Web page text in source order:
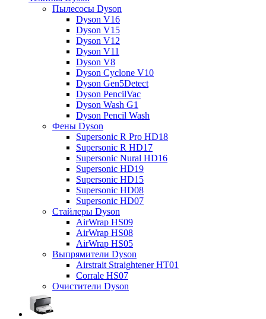
Пылесосы Dyson
Dyson V16
Dyson V15
Dyson V12
Dyson V11
Dyson V8
Dyson Cyclone V10
Dyson Gen5Detect
Dyson PencilVac
Dyson Wash G1
Dyson Pencil Wash
Фены Dyson
Supersonic R Pro HD18
Supersonic R HD17
Supersonic Nural HD16
Supersonic HD19
Supersonic HD15
Supersonic HD08
Supersonic HD07
Стайлеры Dyson
AirWrap HS09
AirWrap HS08
AirWrap HS05
Выпрямители Dyson
Airstrait Straightener HT01
Corrale HS07
Очистители Dyson